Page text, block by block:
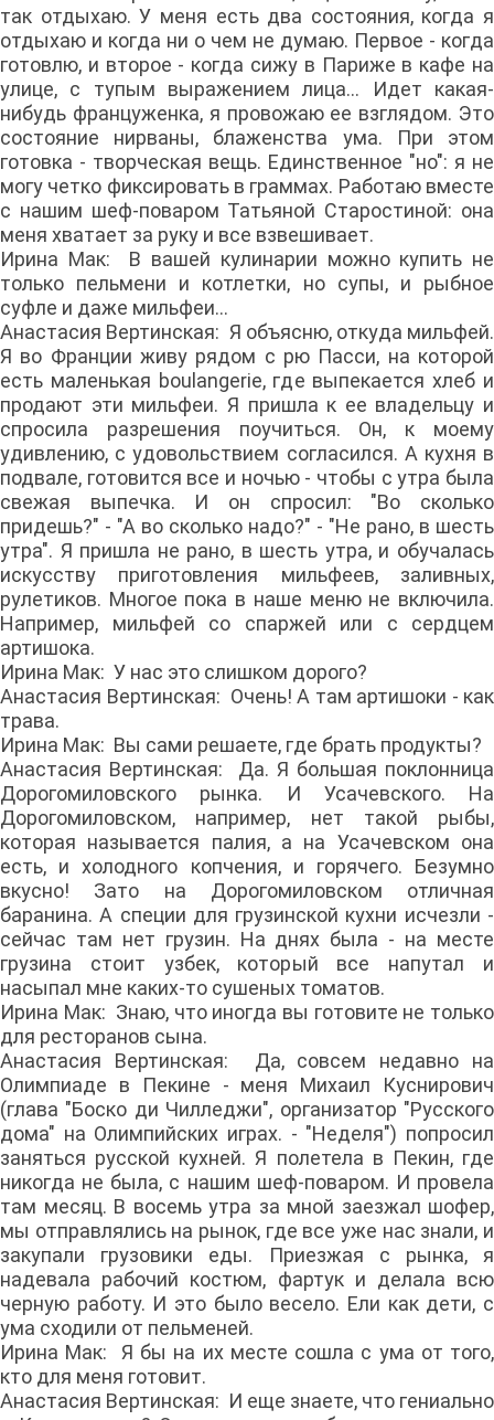
так отдыхаю. У меня есть два состояния, когда я
отдыхаю и когда ни о чем не думаю. Первое - когда
готовлю, и второе - когда сижу в Париже в кафе на
улице, с тупым выражением лица... Идет какая-
нибудь француженка, я провожаю ее взглядом. Это
состояние нирваны, блаженства ума. При этом
готовка - творческая вещь. Единственное "но": я не
могу четко фиксировать в граммах. Работаю вместе
с нашим шеф-поваром Татьяной Старостиной: она
меня хватает за руку и все взвешивает.
Ирина Мак: В вашей кулинарии можно купить не
только пельмени и котлетки, но супы, и рыбное
суфле и даже мильфеи...
Анастасия Вертинская: Я объясню, откуда мильфей.
Я во Франции живу рядом с рю Пасси, на которой
есть маленькая boulangerie, где выпекается хлеб и
продают эти мильфеи. Я пришла к ее владельцу и
спросила разрешения поучиться. Он, к моему
удивлению, с удовольствием согласился. А кухня в
подвале, готовится все и ночью - чтобы с утра была
свежая выпечка. И он спросил: "Во сколько
придешь?" - "А во сколько надо?" - "Не рано, в шесть
утра". Я пришла не рано, в шесть утра, и обучалась
искусству приготовления мильфеев, заливных,
рулетиков. Многое пока в наше меню не включила.
Например, мильфей со спаржей или с сердцем
артишока.
Ирина Мак: У нас это слишком дорого?
Анастасия Вертинская: Очень! А там артишоки - как
трава.
Ирина Мак: Вы сами решаете, где брать продукты?
Анастасия Вертинская: Да. Я большая поклонница
Дорогомиловского рынка. И Усачевского. На
Дорогомиловском, например, нет такой рыбы,
которая называется палия, а на Усачевском она
есть, и холодного копчения, и горячего. Безумно
вкусно! Зато на Дорогомиловском отличная
баранина. А специи для грузинской кухни исчезли -
сейчас там нет грузин. На днях была - на месте
грузина стоит узбек, который все напутал и
насыпал мне каких-то сушеных томатов.
Ирина Мак: Знаю, что иногда вы готовите не только
для ресторанов сына.
Анастасия Вертинская: Да, совсем недавно на
Олимпиаде в Пекине - меня Михаил Куснирович
(глава "Боско ди Чилледжи", организатор "Русского
дома" на Олимпийских играх. - "Неделя") попросил
заняться русской кухней. Я полетела в Пекин, где
никогда не была, с нашим шеф-поваром. И провела
там месяц. В восемь утра за мной заезжал шофер,
мы отправлялись на рынок, где все уже нас знали, и
закупали грузовики еды. Приезжая с рынка, я
надевала рабочий костюм, фартук и делала всю
черную работу. И это было весело. Ели как дети, с
ума сходили от пельменей.
Ирина Мак: Я бы на их месте сошла с ума от того,
кто для меня готовит.
Анастасия Вертинская: И еще знаете, что гениально